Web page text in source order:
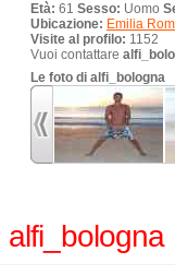
Età: 61 Sesso: Uomo
Ubicazione: Emilia
Visite al profilo: 1152
Vuoi contattare
Le foto di alfi_bologna
alfi_bologna